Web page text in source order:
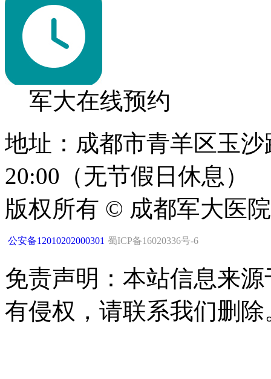
军大在线预约
地址：成都市青羊区玉
20:00（无节假日休息）
版权所有 © 成都军大医
公安备12010202000301 蜀ICP备16020336号-6
免责声明：本站信息来
有侵权，请联系我们删除